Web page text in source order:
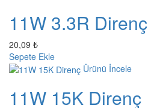
11W 3.3R Direnç
20,09 ₺
Sepete Ekle
Ürünü İncele
11W 15K Direnç